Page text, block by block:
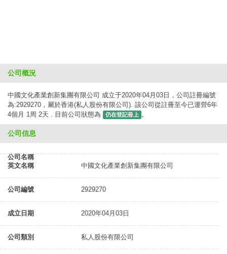
公司概況
中國文化產業創新集團有限公司 成立于2020年04月03日，公司註冊編號
為:2929270，屬於香港(私人股份有限公司). 該公司從註冊至今已運營6年
4個月 1周 2天 . 目前公司狀態為
仍在登記冊上 。
公司信息
公司名稱
英文名稱
中國文化產業創新集團有限公司
公司編號 2929270
成立日期 2020年04月03日
公司類別 私人股份有限公司